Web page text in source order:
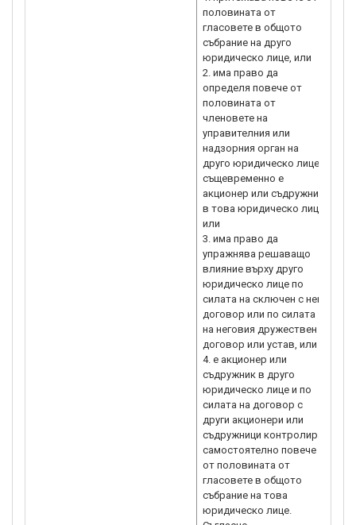
половината от
гласовете в общото
събрание на друго
юридическо лице, или
2. има право да
определя повече от
половината от
членовете на
управителния или
надзорния орган на
друго юридическо лице и
същевременно е
акционер или съдружник
в това юридическо лице,
или
3. има право да
упражнява решаващо
влияние върху друго
юридическо лице по
силата на сключен с него
договор или по силата
на неговия дружествен
договор или устав, или
4. е акционер или
съдружник в друго
юридическо лице и по
силата на договор с
други акционери или
съдружници контролира
самостоятелно повече
от половината от
гласовете в общото
събрание на това
юридическо лице.